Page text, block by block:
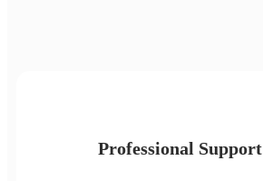
Professional Support